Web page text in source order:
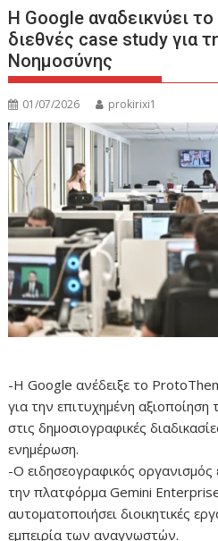
Η Google αναδεικνύει
διεθνές case study για
Νοημοσύνης
01/07/2026 prokirixi1
-Η Google ανέδειξε το
για την επιτυχημένη
στις δημοσιογραφικές
ενημέρωση.
-Ο ειδησεογραφικός
την πλατφόρμα Gemini
αυτοματοποιήσει διοικητικές
εμπειρία των αναγνωστών.